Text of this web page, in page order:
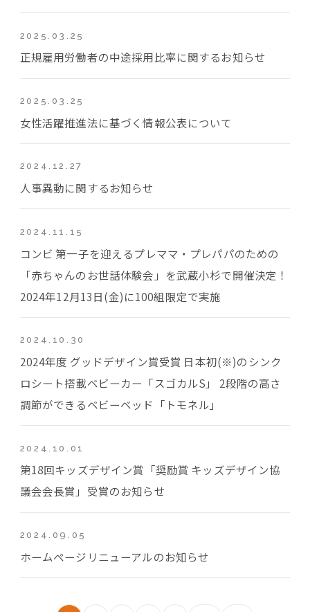
2025.03.25
正規雇用労働者の中途採用比率に関するお知らせ
2025.03.25
女性活躍推進法に基づく情報公表について
2024.12.27
人事異動に関するお知らせ
2024.11.15
コンビ 第一子を迎えるプレママ・プレパパのための
「赤ちゃんのお世話体験会」を武蔵小杉で開催決定！
2024年12月13日(金)に100組限定で実施
2024.10.30
2024年度 グッドデザイン賞受賞 日本初(※)のシンク
ロシート搭載ベビーカー「スゴカルS」 2段階の高さ
調節ができるベビーベッド「トモネル」
2024.10.01
第18回キッズデザイン賞「奨励賞 キッズデザイン協
議会会長賞」受賞のお知らせ
2024.09.05
ホームページリニューアルのお知らせ